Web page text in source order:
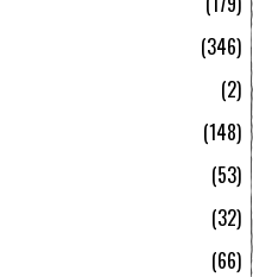
346
2
148
53
32
66